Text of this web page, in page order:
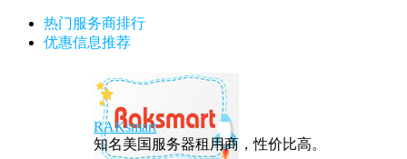
热门服务商排行
优惠信息推荐
RAKsmart
知名美国服务器租用商，性价比高。